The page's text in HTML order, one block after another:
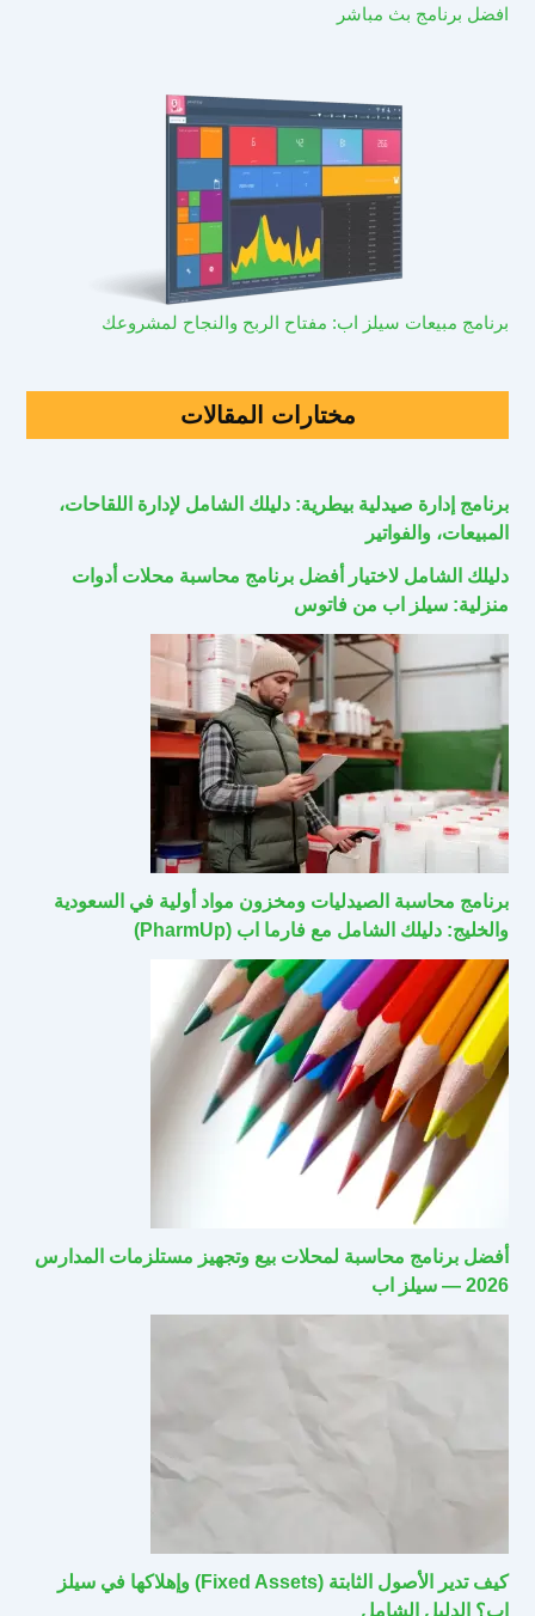
افضل برنامج بث مباشر
برنامج مبيعات سيلز اب: مفتاح الربح والنجاح لمشروعك
مختارات المقالات
برنامج إدارة صيدلية بيطرية: دليلك الشامل لإدارة اللقاحات،
المبيعات، والفواتير
دليلك الشامل لاختيار أفضل برنامج محاسبة محلات أدوات
منزلية: سيلز اب من فاتوس
برنامج محاسبة الصيدليات ومخزون مواد أولية في السعودية
والخليج: دليلك الشامل مع فارما اب (PharmUp)
أفضل برنامج محاسبة لمحلات بيع وتجهيز مستلزمات المدارس
2026 — سيلز اب
كيف تدير الأصول الثابتة (Fixed Assets) وإهلاكها في سيلز
اب؟ الدليل الشامل